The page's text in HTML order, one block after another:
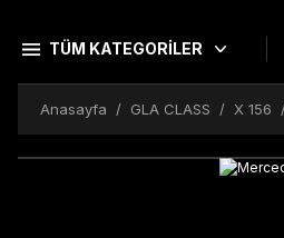
TÜM KATEGORİLER
Anasayfa GLA CLASS X 156